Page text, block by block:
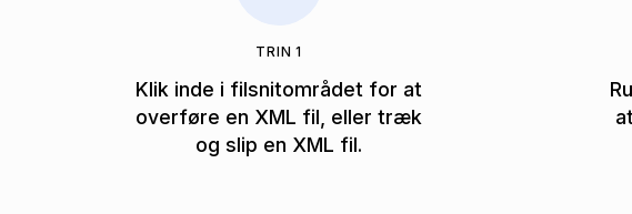
TRIN 1
Klik inde i filsnitområdet for at
overføre en XML fil, eller træk
og slip en XML fil.